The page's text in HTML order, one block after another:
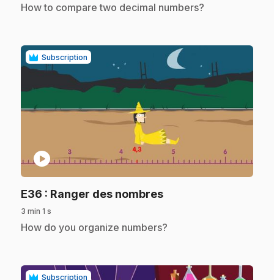
.How to compare two decimal numbers?
Subscription
play_circle
E36 : Ranger des nombres.
3 min 1 s
.How do you organize numbers?
Subscription